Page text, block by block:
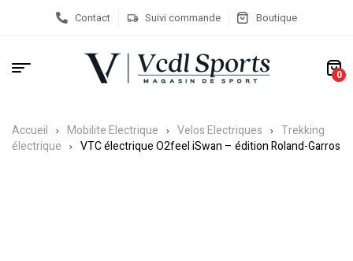
Contact Suivi commande Boutique
0
Accueil Mobilite Electrique Velos Electriques
Trekking
électrique
VTC électrique O2feel iSwan – édition Roland-Garros